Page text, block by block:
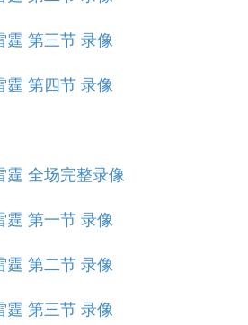
第三节 录像
第四节 录像
全场完整录像
第一节 录像
第二节 录像
第三节 录像